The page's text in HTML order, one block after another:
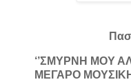
‘’ΣΜΥΡΝΗ ΜΟΥ
ΜΕΓΑΡΟ